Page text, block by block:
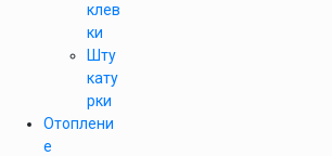
клев
ки
Шту
кату
рки
Отоплени
е